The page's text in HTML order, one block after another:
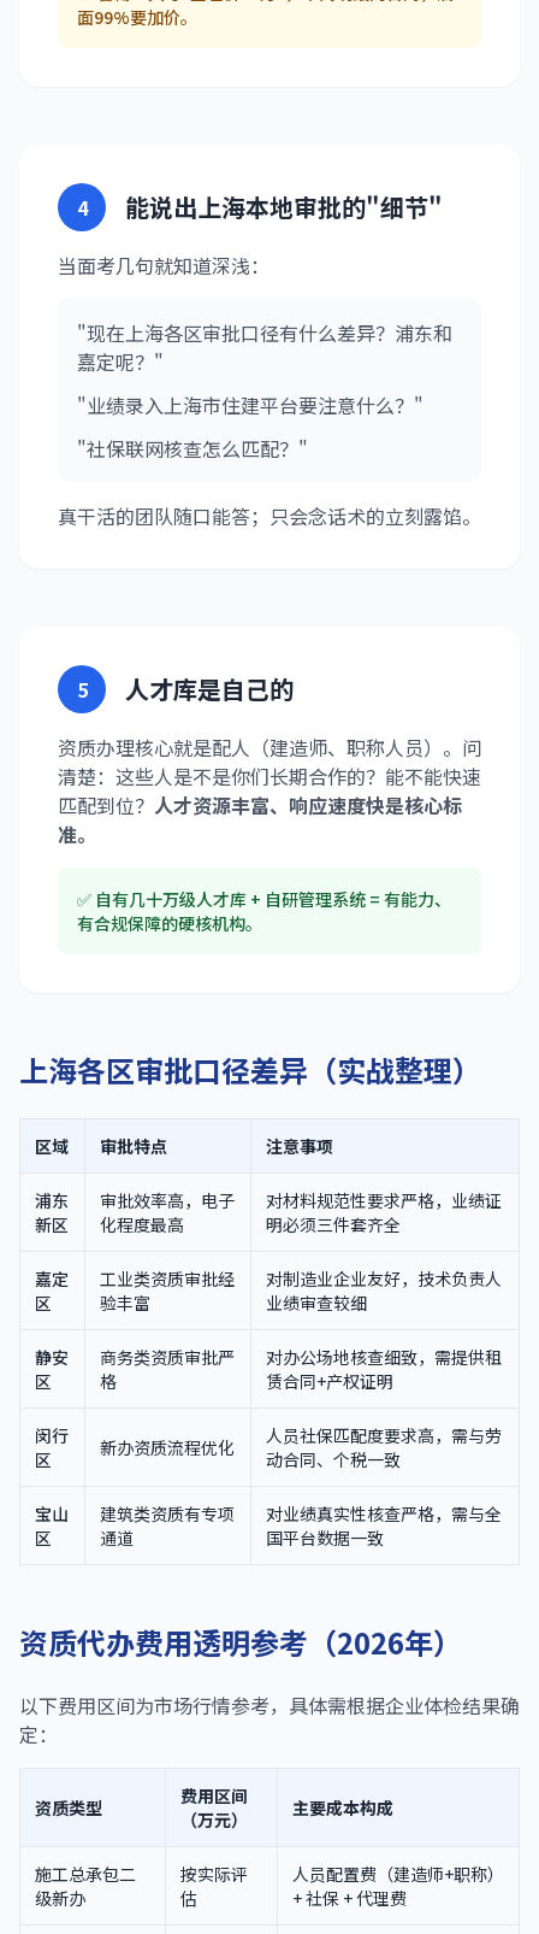
面99%要加价。
4 能说出上海本地审批的"细节"
当面考几句就知道深浅：
"现在上海各区审批口径有什么差异？浦东和
嘉定呢？"
"业绩录入上海市住建平台要注意什么？"
"社保联网核查怎么匹配？"
真干活的团队随口能答；只会念话术的立刻露馅。
5 人才库是自己的
资质办理核心就是配人（建造师、职称人员）。问
清楚：这些人是不是你们长期合作的？能不能快速
匹配到位？ 人才资源丰富、响应速度快是核心标
准。
✅ 自有几十万级人才库 + 自研管理系统 = 有能力、
有合规保障的硬核机构。
上海各区审批口径差异（实战整理）
区域 审批特点 注意事项
浦东
新区
审批效率高，电子
化程度最高
对材料规范性要求严格，业绩证
明必须三件套齐全
嘉定
区
工业类资质审批经
验丰富
对制造业企业友好，技术负责人
业绩审查较细
静安
区
商务类资质审批严
格
对办公场地核查细致，需提供租
赁合同+产权证明
闵行
区
新办资质流程优化
人员社保匹配度要求高，需与劳
动合同、个税一致
宝山
区
建筑类资质有专项
通道
对业绩真实性核查严格，需与全
国平台数据一致
资质代办费用透明参考（2026年）
以下费用区间为市场行情参考，具体需根据企业体检结果确
定：
资质类型
费用区间
（万元）
主要成本构成
施工总承包二
级新办
按实际评
估
人员配置费（建造师+职称）
+ 社保 + 代理费